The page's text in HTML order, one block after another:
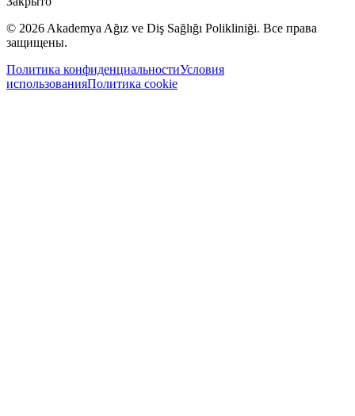
© 2026 Akademya Ağız ve Diş Sağlığı Polikliniği. Все права
защищены.
Политика конфиденциальностиУсловия
использованияПолитика cookie